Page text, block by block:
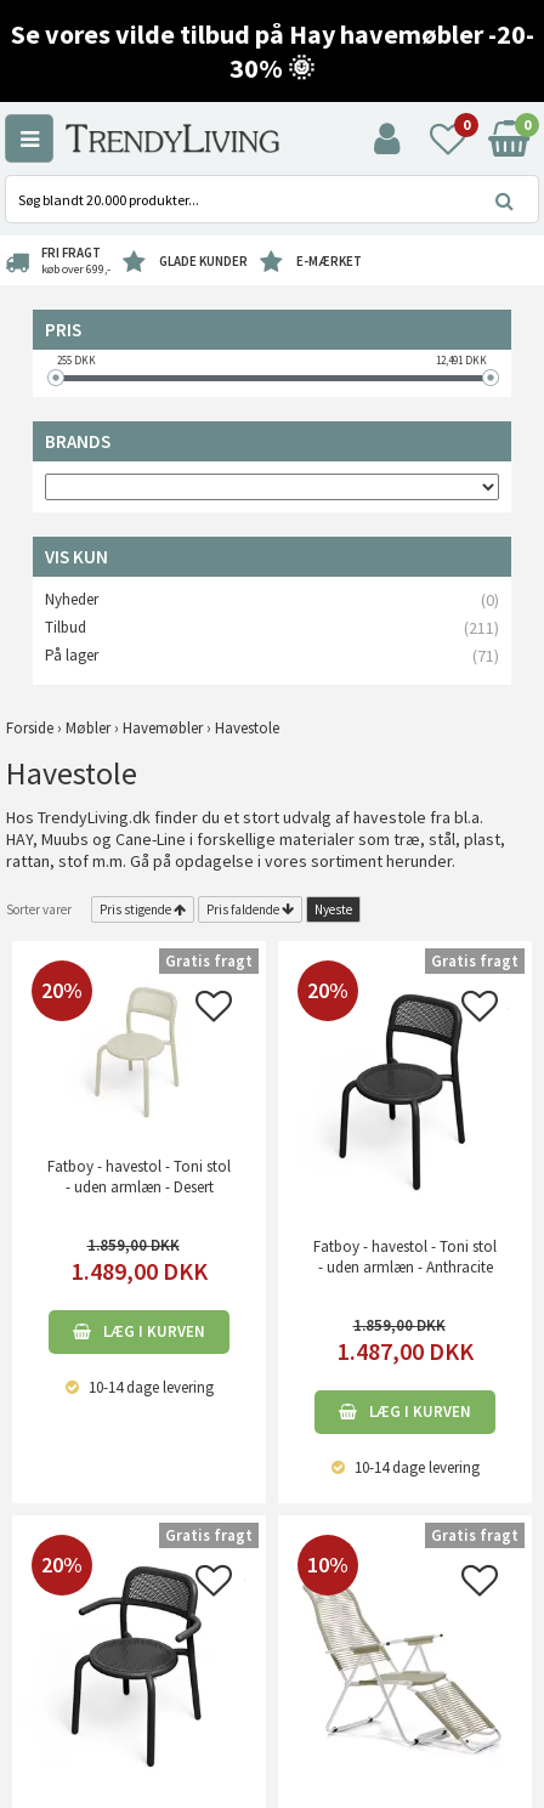
Se vores vilde tilbud på Hay havemøbler -20-
30% 🌞
0 0
FRI FRAGT
køb over 699,- GLADE KUNDER E-MÆRKET
PRIS
255DKK 12,491 DKK
BRANDS
VIS KUN
Nyheder (0)
Tilbud (211)
På lager (71)
Forside › Møbler› Havemøbler› Havestole
Havestole
Hos TrendyLiving.dk finder du et stort udvalg af havestole fra bl.a.
HAY, Muubs og Cane-Line i forskellige materialer som træ, stål, plast,
rattan, stof m.m. Gå på opdagelse i vores sortiment herunder.
Sorter varer Pris stigende Pris faldende Nyeste
20%
Fatboy - havestol - Toni stol
- uden armlæn - Desert
1.859,00
1.489,00 DKK
LÆG I KURVEN
10-14 dagelevering
Gratis fragt
20%
Fatboy - havestol - Toni stol
- uden armlæn - Anthracite
1.859,00
1.487,00 DKK
LÆG I KURVEN
10-14 dagelevering
Gratis fragt
20%
Gratis fragt
10%
Gratis fragt